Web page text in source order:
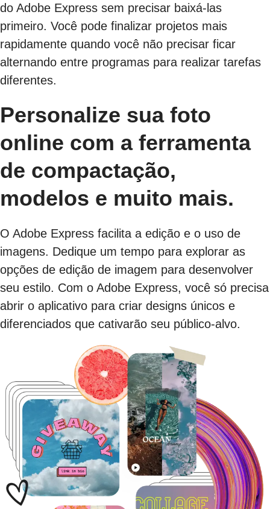
do Adobe Express sem precisar baixá-las
primeiro. Você pode finalizar projetos mais
rapidamente quando você não precisar ficar
alternando entre programas para realizar tarefas
diferentes.
Personalize sua foto
online com a ferramenta
de compactação,
modelos e muito mais.
O Adobe Express facilita a edição e o uso de
imagens. Dedique um tempo para explorar as
opções de edição de imagem para desenvolver
seu estilo. Com o Adobe Express, você só precisa
abrir o aplicativo para criar designs únicos e
diferenciados que cativarão seu público-alvo.